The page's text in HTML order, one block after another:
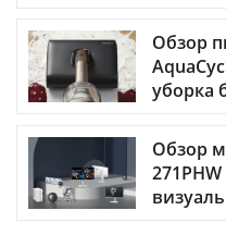
Обзор
уборка
Обзор